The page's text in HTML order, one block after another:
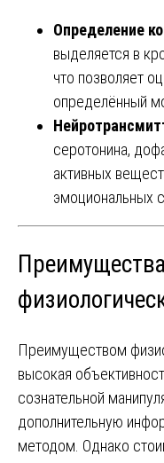
Определение
выделяется в
что позволяет
определённый
серотонина,
активных
эмоциональных
Преимуществом
высокая
сознательной
дополнительную
методом. Однако